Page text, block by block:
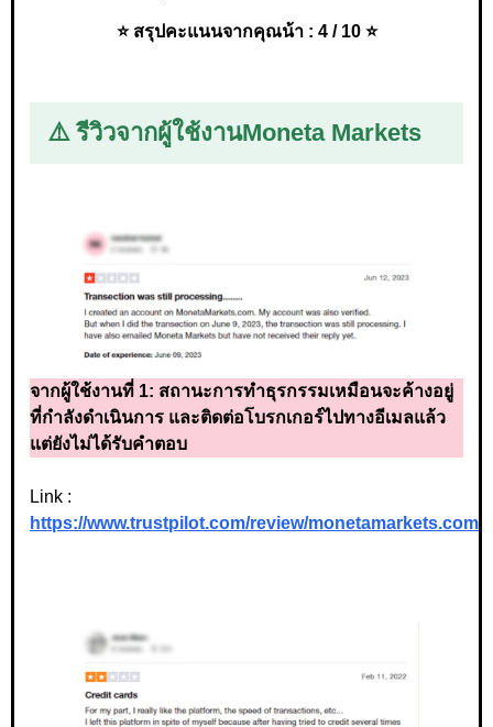
⭐ สรุปคะแนนจากคุณน้า : 4 / 10 ⭐
⚠️ รีวิวจากผู้ใช้งานMoneta Markets
จากผู้ใช้งานที่ 1: สถานะการทำธุรกรรมเหมือนจะค้างอยู่
ที่กำลังดำเนินการ และติดต่อโบรกเกอร์ไปทางอีเมลแล้ว
แต่ยังไม่ได้รับคำตอบ
Link :
https://www.trustpilot.com/review/monetamarkets.com